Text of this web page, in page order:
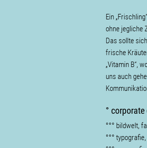
Ein
ohne jegliche
Das sollte
frische
„Vitamin B“,
uns auch
°
°°° bildwelt,
°°°